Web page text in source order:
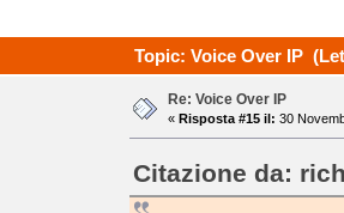
Topic: Voice Over IP
Re: Voice Over IP
« Risposta #15 il: 30
Citazione da: